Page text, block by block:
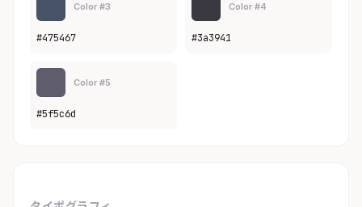
Color #3
#475467
Color #4
#3a3941
Color #5
#5f5c6d